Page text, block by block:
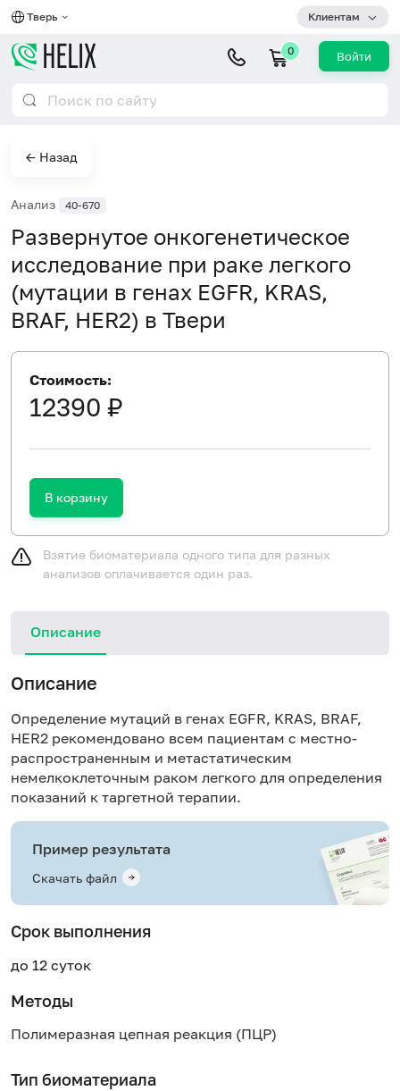
Тверь Клиентам
0 Войти
← Назад
Анализ 40-670
Развернутое онкогенетическое
исследование при раке легкого
(мутации в генах EGFR, KRAS,
BRAF, HER2) в Твери
Стоимость:
12390 ₽
В корзину
Взятие биоматериала одного типа для разных
анализов оплачивается один раз.
Описание
Описание
Определение мутаций в генах EGFR, KRAS, BRAF,
HER2 рекомендовано всем пациентам с местно-
распространенным и метастатическим
немелкоклеточным раком легкого для определения
показаний к таргетной терапии.
Пример результата
Скачать файл
Срок выполнения
до 12 суток
Методы
Полимеразная цепная реакция (ПЦР)
Тип биоматериала